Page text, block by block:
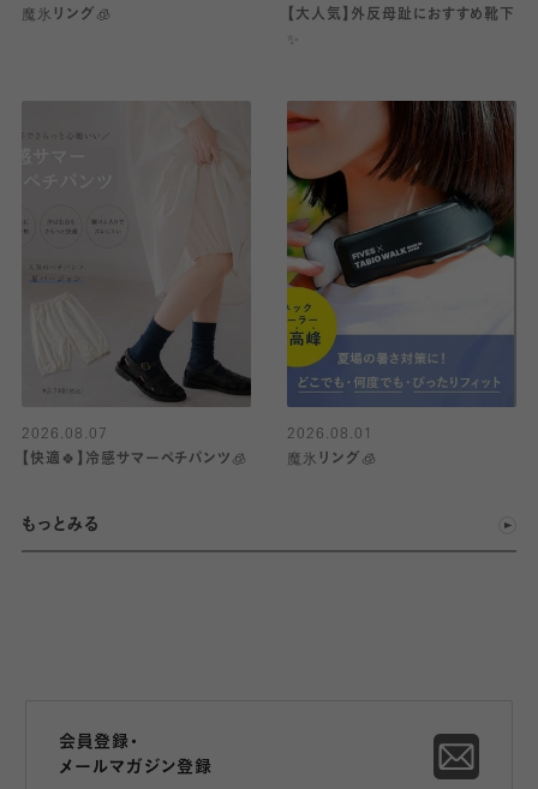
魔氷リング🧊
【大人気】外反母趾におすすめ靴下
2026.08.07
【快適🍀】冷感サマーペチパンツ🧊
2026.08.01
魔氷リング🧊
もっとみる
会員登録・
メールマガジン登録